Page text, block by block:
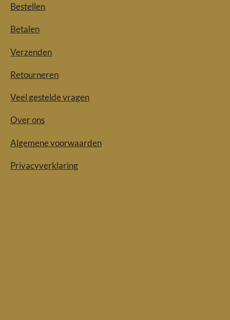
Bestellen
Betalen
Verzenden
Retourneren
Veel gestelde vragen
Over ons
Algemene voorwaarden
Privacyverklaring